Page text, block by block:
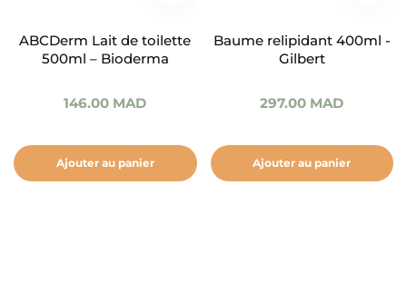
ABCDerm Lait de toilette
500ml – Bioderma
146.00 MAD
Ajouter au panier
Baume relipidant 400ml -
Gilbert
297.00 MAD
Ajouter au panier